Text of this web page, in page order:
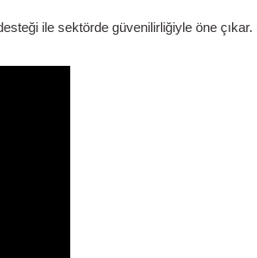
ile sektörde güvenilirliğiyle öne çıkar.